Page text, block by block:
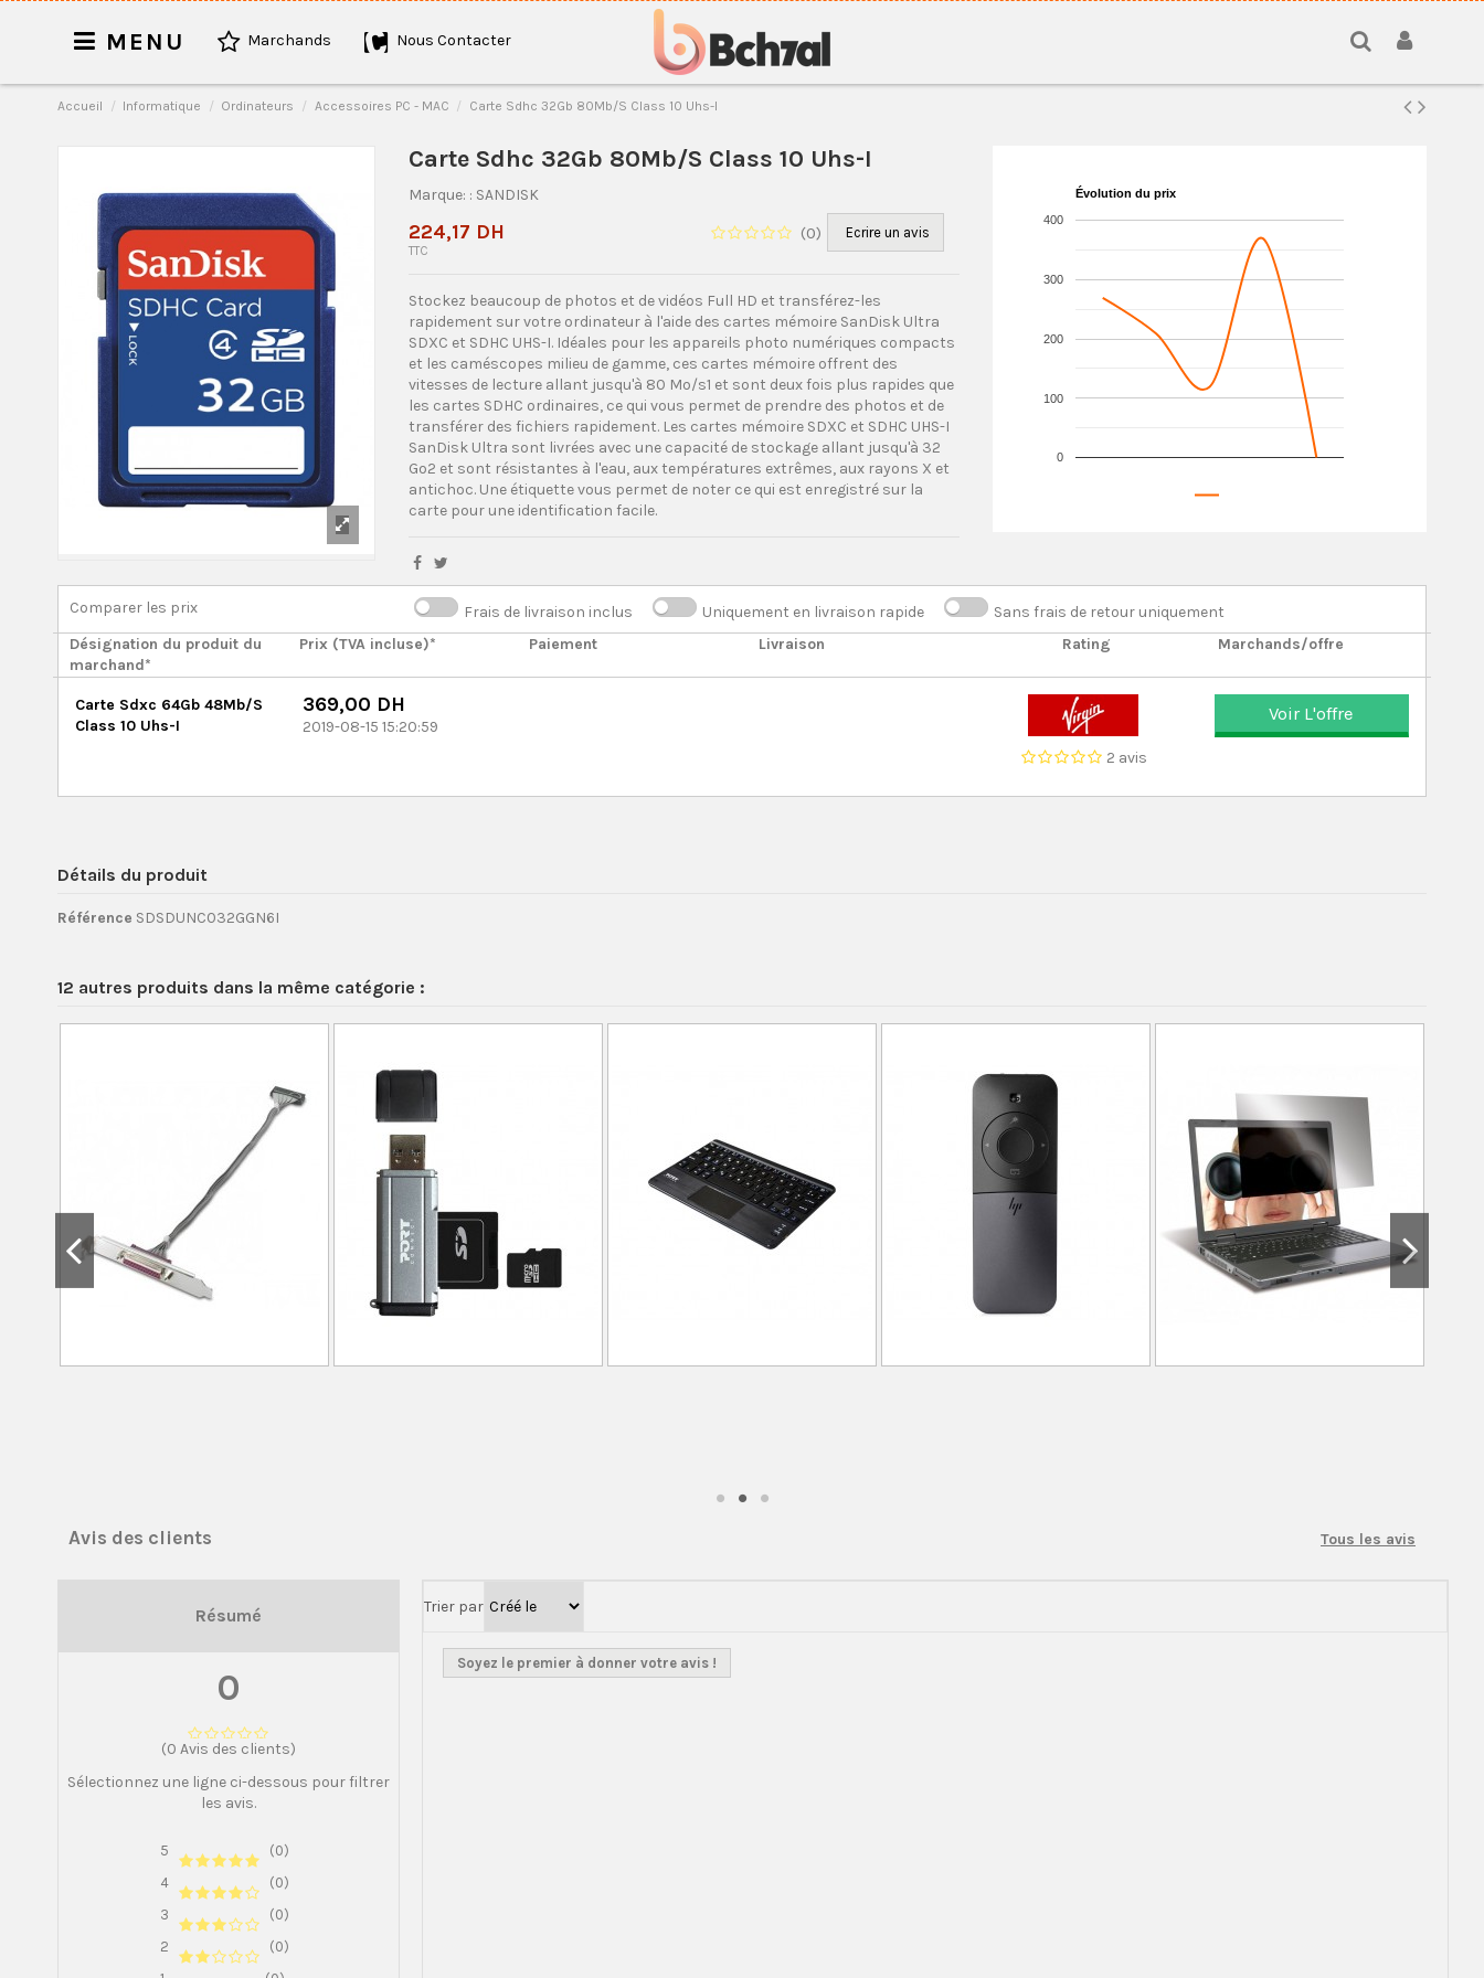
MENU Marchands Nous Contacter
Accueil Informatique Ordinateurs Accessoires PC - MAC Carte Sdhc 32Gb 80Mb/S Class 10 Uhs-I
Carte Sdhc 32Gb 80Mb/S Class 10 Uhs-I
Marque: : SANDISK
(0) Ecrire un avis
224,17 DH
TTC
Stockez beaucoup de photos et de vidéos Full HD et transférez-les
rapidement sur votre ordinateur à l'aide des cartes mémoire SanDisk Ultra
SDXC et SDHC UHS-I. Idéales pour les appareils photo numériques compacts
et les caméscopes milieu de gamme, ces cartes mémoire offrent des
vitesses de lecture allant jusqu'à 80 Mo/s1 et sont deux fois plus rapides que
les cartes SDHC ordinaires, ce qui vous permet de prendre des photos et de
transférer des fichiers rapidement. Les cartes mémoire SDXC et SDHC UHS-I
SanDisk Ultra sont livrées avec une capacité de stockage allant jusqu'à 32
Go2 et sont résistantes à l'eau, aux températures extrêmes, aux rayons X et
antichoc. Une étiquette vous permet de noter ce qui est enregistré sur la
carte pour une identification facile.
Évolution du prix
0
100
200
300
400
Comparer les prix Frais de livraison inclus Uniquement en livraison rapide
Sans frais de retour uniquement
Désignation du produit du
marchand*
Prix (TVA incluse)* Paiement Livraison Rating Marchands/offre
Carte Sdxc 64Gb 48Mb/S
Class 10 Uhs-I
369,00 DH
2019-08-15 15:20:59
2 avis
Voir L'offre
Détails du produit
Référence SDSDUNC032GGN6I
12 autres produits dans la même catégorie :
Avis des clients Tous les avis
Résumé
0
(0 Avis des clients)
Sélectionnez une ligne ci-dessous pour filtrer
les avis.
5
(0)
4
(0)
3
(0)
2
(0)
Trier par
Soyez le premier à donner votre avis !